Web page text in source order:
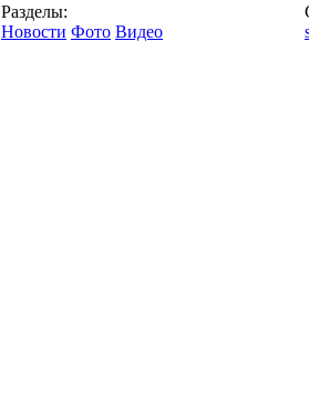
Разделы:
Новости Фото Видео